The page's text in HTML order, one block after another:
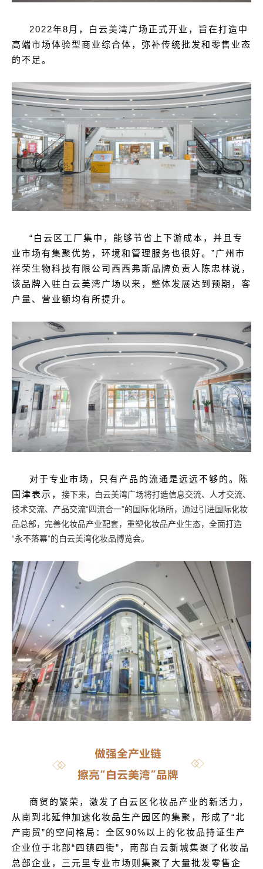
2022年8月，白云美湾广场正式开业，旨在打造中
高端市场体验型商业综合体，弥补传统批发和零售业态
的不足。
“白云区工厂集中，能够节省上下游成本，并且专
业市场有集聚优势，环境和管理服务也很好。”广州市
祥荣生物科技有限公司西西弗斯品牌负责人陈忠林说，
该品牌入驻白云美湾广场以来，整体发展达到预期，客
户量、营业额均有所提升。
对于专业市场，只有产品的流通是远远不够的。陈
国津表示， 接下来，白云美湾广场将打造信息交流、人才交流、
技术交流、产品交流“四流合一”的国际化场所，通过引进国际化妆
品总部，完善化妆品产业配套，重塑化妆品产业生态，全面打造
“永不落幕”的白云美湾化妆品博览会。
商贸的繁荣，激发了白云区化妆品产业的新活力，
从南到北延伸加速化妆品生产园区的集聚，形成了“北
产南贸”的空间格局：全区90%以上的化妆品持证生产
企业位于北部“四镇四街”，南部白云新城集聚了化妆品
总部企业，三元里专业市场则集聚了大量批发零售企